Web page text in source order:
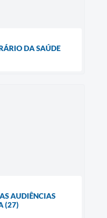
DA SAÚDE
AUDIÊNCIAS
(27)